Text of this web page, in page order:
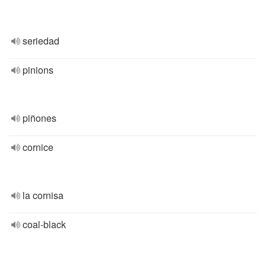
seriedad
pinions
piñones
cornice
la cornisa
coal-black